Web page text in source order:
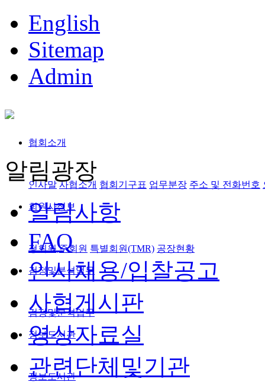
English
Sitemap
Admin
협회소개
인사말 사협소개 협회기구표 업무분장 주소 및 전화번호
회원사정보
정회원,준회원 특별회원(TMR) 공장현황
검정및분석업무
검정및분석업무
정보도서관
정보도서관
알림광장
알림사항
FAQ
인사채용/입찰공고
사협게시판
영상자료실
관련단체및기관